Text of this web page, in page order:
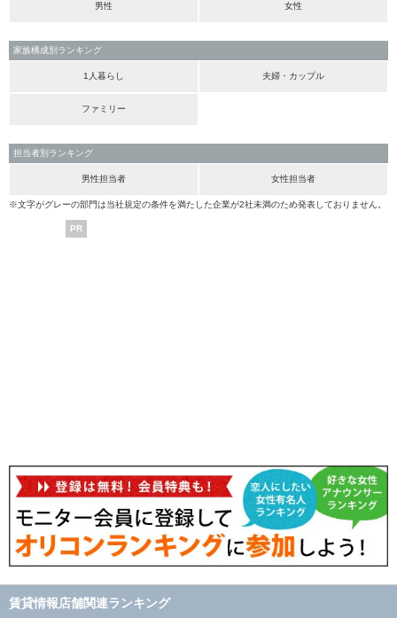
男性 女性
家族構成別ランキング
1人暮らし 夫婦・カップル
ファミリー
担当者別ランキング
男性担当者 女性担当者
※文字がグレーの部門は当社規定の条件を満たした企業が2社未満のため発表しておりません。
PR
賃貸情報店舗関連ランキング